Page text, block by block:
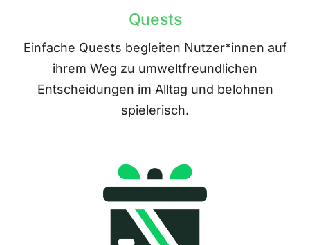
Quests
Einfache Quests begleiten Nutzer*innen auf
ihrem Weg zu umweltfreundlichen
Entscheidungen im Alltag und belohnen
spielerisch.